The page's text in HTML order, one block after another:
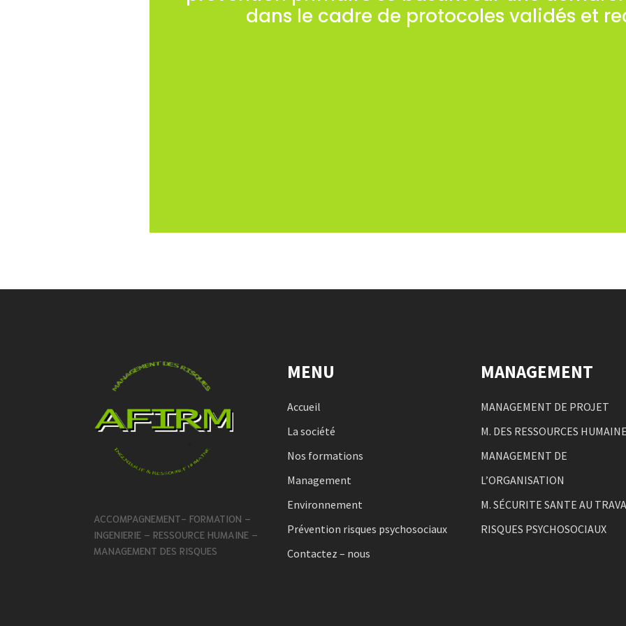
dans le cadre de protocoles validés et
ACCOMPAGNEMENT- FORMATION –
INGENIERIE – RESSOURCE HUMAINE –
MANAGEMENT DES RISQUES
MENU
Accueil
La société
Nos formations
Management
Environnement
Prévention risques psychosociaux
Contactez – nous
MANAGEMENT
MANAGEMENT DE PROJET
M. DES RESSOURCES
MANAGEMENT DE
L’ORGANISATION
M. SÉCURITE SANTE AU
RISQUES PSYCHOSOCIAUX